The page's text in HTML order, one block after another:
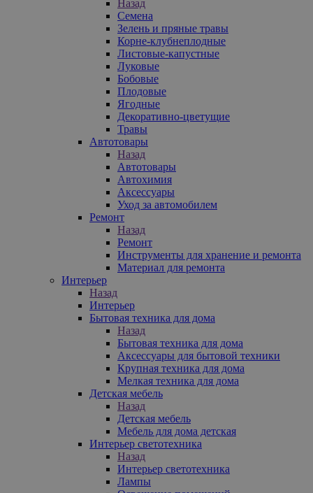
Назад
Семена
Зелень и пряные травы
Корне-клубнеплодные
Листовые-капустные
Луковые
Бобовые
Плодовые
Ягодные
Декоративно-цветущие
Травы
Автотовары
Назад
Автотовары
Автохимия
Аксессуары
Уход за автомобилем
Ремонт
Назад
Ремонт
Инструменты для хранение и ремонта
Материал для ремонта
Интерьер
Назад
Интерьер
Бытовая техника для дома
Назад
Бытовая техника для дома
Аксессуары для бытовой техники
Крупная техника для дома
Мелкая техника для дома
Детская мебель
Назад
Детская мебель
Мебель для дома детская
Интерьер светотехника
Назад
Интерьер светотехника
Лампы